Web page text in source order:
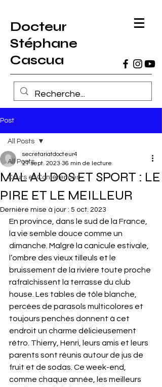
Docteur
Stéphane
Cascua
Post
All Posts
Cours et Conférences
All Posts
MAL AU DOS ET SPORT : LE
PIRE ET LE MEILLEUR
secretariatdocteur4
27 sept. 2023 36 min de lecture
Dernière mise à jour : 5 oct. 2023
En province, dans le sud de la France,
la vie semble douce comme un
dimanche. Malgré la canicule estivale,
l’ombre des vieux tilleuls et le
bruissement de la rivière toute proche
rafraîchissent la terrasse du club
house. Les tables de tôle blanche,
percées de parasols multicolores et
toujours penchés donnent à cet
endroit un charme délicieusement
rétro. Thierry, Henri, leurs amis et leurs
parents sont réunis autour de jus de
fruit et de sodas. Ce week-end,
comme chaque année, les meilleurs